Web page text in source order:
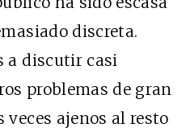
discreta.
a discutir casi
problemas de gran
ajenos al resto